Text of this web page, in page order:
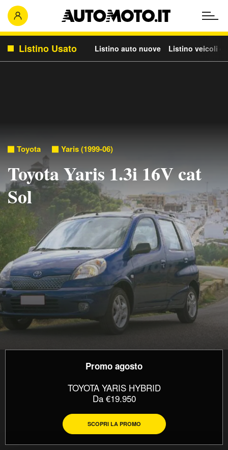
Listino Usato Listino auto nuove Listino veicoli
Toyota Yaris (1999-06)
Toyota Yaris 1.3i 16V cat
Sol
Promo agosto
TOYOTA YARIS HYBRID
Da €19.950
SCOPRI LA PROMO